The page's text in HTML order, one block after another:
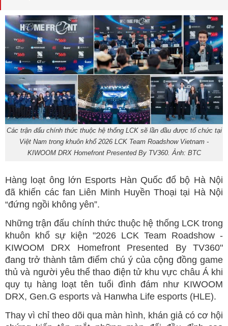
Các trận đấu chính thức thuộc hệ thống LCK sẽ lần đầu được tổ chức tại
Việt Nam trong khuôn khổ 2026 LCK Team Roadshow Vietnam -
KIWOOM DRX Homefront Presented By TV360. Ảnh: BTC
Hàng loạt ông lớn Esports Hàn Quốc đổ bộ Hà Nội
đã khiến các fan Liên Minh Huyền Thoại tại Hà Nội
“đứng ngồi không yên”.
Những trận đấu chính thức thuộc hệ thống LCK trong
khuôn khổ sự kiện "2026 LCK Team Roadshow -
KIWOOM DRX Homefront Presented By TV360"
đang trở thành tâm điểm chú ý của cộng đồng game
thủ và người yêu thể thao điện tử khu vực châu Á khi
quy tụ hàng loạt tên tuổi đình đám như KIWOOM
DRX, Gen.G esports và Hanwha Life esports (HLE).
Thay vì chỉ theo dõi qua màn hình, khán giả có cơ hội